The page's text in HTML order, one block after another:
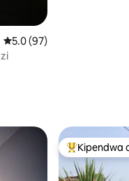
63
Ukadiriaji wa wastani wa
5.0 (97)
Kipendwa
Kipendwa